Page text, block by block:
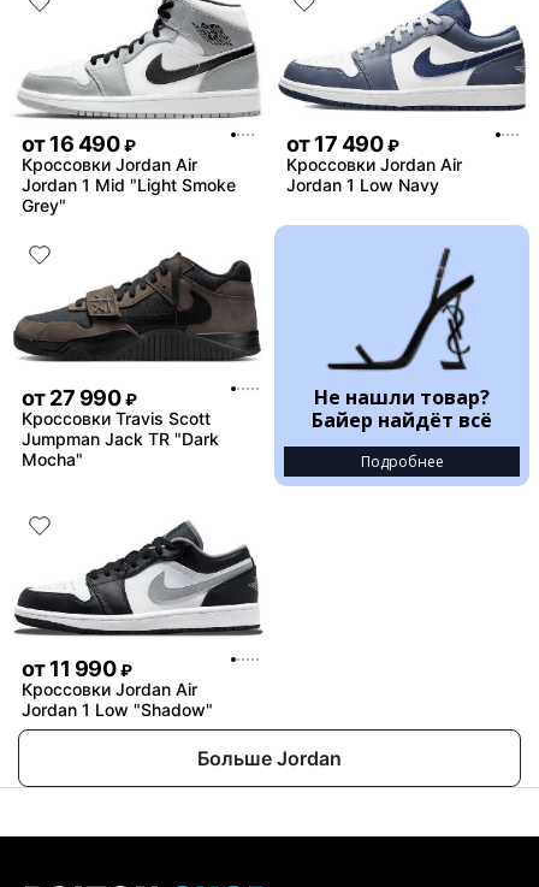
от16 490 ₽
Кроссовки Jordan Air
Jordan 1 Mid "Light Smoke
Grey"
от17 490 ₽
Кроссовки Jordan Air
Jordan 1 Low Navy
от27 990 ₽
Кроссовки Travis Scott
Jumpman Jack TR "Dark
Mocha"
Не нашли товар?
Байер найдёт всё
Подробнее
от11 990 ₽
Кроссовки Jordan Air
Jordan 1 Low "Shadow"
Больше Jordan